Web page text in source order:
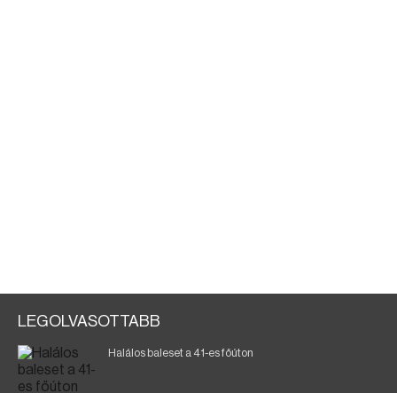
LEGOLVASOTTABB
Halálos baleset a 41-es főúton